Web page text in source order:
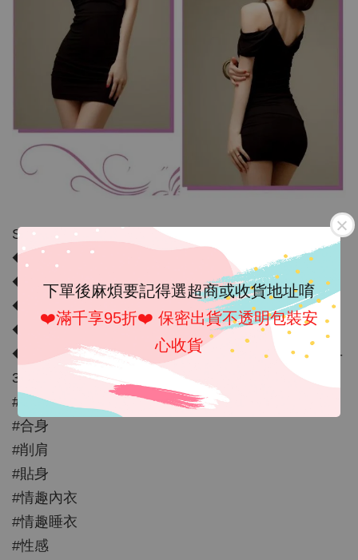
下單後麻煩要記得選超商或收貨地址唷
❤️滿千享95折❤️ 保密出貨不透明包裝安
心收貨
S曲線！！合身削肩貼身小洋裝《A0830》
◆ 內容物： 洋裝
◆ 商品材質 : 牛奶絲
◆ 商品顏色：如圖示
◆ 彈性：有
◆ 尺寸：FREE SIZE，適穿胸圍 32-36吋；腰圍 23-
30 吋；臀圍：34-37吋
#角色扮演
#合身
#削肩
#貼身
#情趣內衣
#情趣睡衣
#性感